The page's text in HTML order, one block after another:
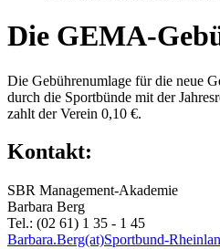
Die GEMA-
Die Gebührenumlage für die neue
durch die Sportbünde mit der
zahlt der Verein 0,10 €.
Kontakt:
SBR Management-Akademie
Barbara Berg
Tel.: (02 61) 1 35 - 1 45
Barbara.Berg(at)Sportbund-